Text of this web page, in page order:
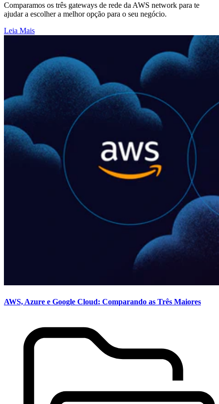
Comparamos os três gateways de rede da AWS network para te
ajudar a escolher a melhor opção para o seu negócio.
Leia Mais
AWS, Azure e Google Cloud: Comparando as Três Maiores